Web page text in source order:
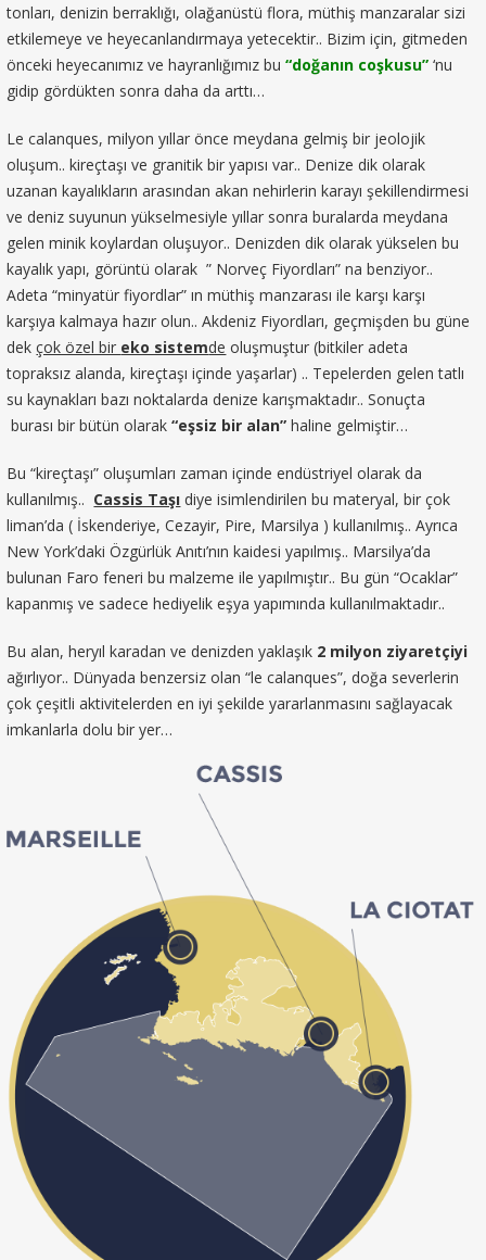
tonları, denizin berraklığı, olağanüstü flora, müthiş manzaralar sizi
etkilemeye ve heyecanlandırmaya yetecektir.. Bizim için, gitmeden
önceki heyecanımız ve hayranlığımız bu“doğanın coşkusu” ‘nu
gidip gördükten sonra daha da arttı…
Le calanques, milyon yıllar önce meydana gelmiş bir jeolojik
oluşum.. kireçtaşı ve granitik bir yapısı var.. Denize dik olarak
uzanan kayalıkların arasından akan nehirlerin karayı şekillendirmesi
ve deniz suyunun yükselmesiyle yıllar sonra buralarda meydana
gelen minik koylardan oluşuyor.. Denizden dik olarak yükselen bu
kayalık yapı, görüntü olarak ” Norveç Fiyordları” na benziyor..
Adeta “minyatür fiyordlar” ın müthiş manzarası ile karşı karşı
karşıya kalmaya hazır olun.. Akdeniz Fiyordları, geçmişden bu güne
dekçok özel bir eko sistemde oluşmuştur (bitkiler adeta
topraksız alanda, kireçtaşı içinde yaşarlar) .. Tepelerden gelen tatlı
su kaynakları bazı noktalarda denize karışmaktadır.. Sonuçta
burası bir bütün olarak“eşsiz bir alan” haline gelmiştir…
Bu “kireçtaşı” oluşumları zaman içinde endüstriyel olarak da
kullanılmış.. Cassis Taşı diye isimlendirilen bu materyal, bir çok
liman’da ( İskenderiye, Cezayir, Pire, Marsilya ) kullanılmış.. Ayrıca
New York’daki Özgürlük Anıtı’nın kaidesi yapılmış.. Marsilya’da
bulunan Faro feneri bu malzeme ile yapılmıştır.. Bu gün “Ocaklar”
kapanmış ve sadece hediyelik eşya yapımında kullanılmaktadır..
Bu alan, heryıl karadan ve denizden yaklaşık 2 milyon ziyaretçiyi
ağırlıyor.. Dünyada benzersiz olan “le calanques”, doğa severlerin
çok çeşitli aktivitelerden en iyi şekilde yararlanmasını sağlayacak
imkanlarla dolu bir yer…